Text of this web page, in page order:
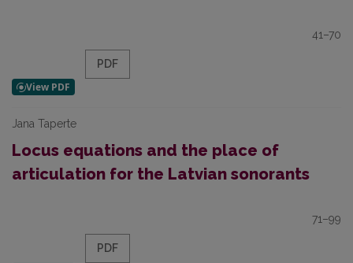
41–70
PDF
Jana Taperte
Locus equations and the place of
articulation for the Latvian sonorants
71–99
PDF